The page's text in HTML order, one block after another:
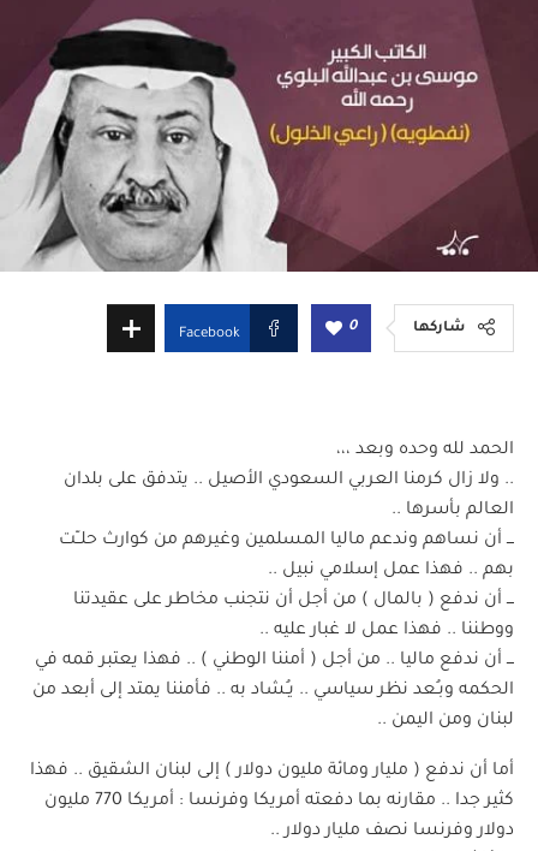
شاركها 0
Facebook
الحمد لله وحده وبعد ،،،
.. ولا زال كرمنا العربي السعودي الأصيل .. يتدفق على بلدان
العالم بأسرها ..
ـــ أن نساهم وندعم ماليا المسلمين وغيرهم من كوارث حلــّت
بهم .. فهذا عمل إسلامي نبيل ..
ـــ أن ندفع ( بالمال ) من أجل أن نتجنب مخاطر على عقيدتنا
ووطننا .. فهذا عمل لا غبار عليه ..
ـــ أن ندفع ماليا .. من أجل ( أمننا الوطني ) .. فهذا يعتبر قمه في
الحكمه وبـُعد نظر سياسي .. يـُشاد به .. فأمننا يمتد إلى أبعد من
لبنان ومن اليمن ..
أما أن ندفع ( مليار ومائة مليون دولار ) إلى لبنان الشقيق .. فهذا
كثير جدا .. مقارنه بما دفعته أمريكا وفرنسا : أمريكا 770 مليون
دولار وفرنسا نصف مليار دولار ..